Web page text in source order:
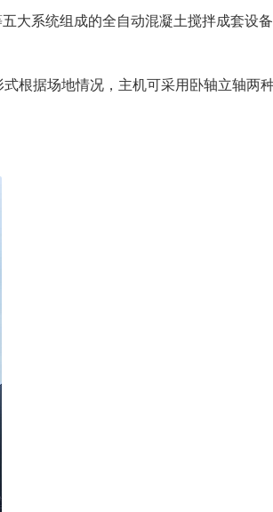
大系统组成的全自动混凝土搅拌成套设
根据场地情况，主机可采用卧轴立轴两